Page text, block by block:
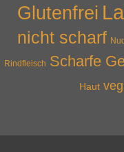
Glutenfrei
nicht scharf
Rindfleisch Scharfe
Haut